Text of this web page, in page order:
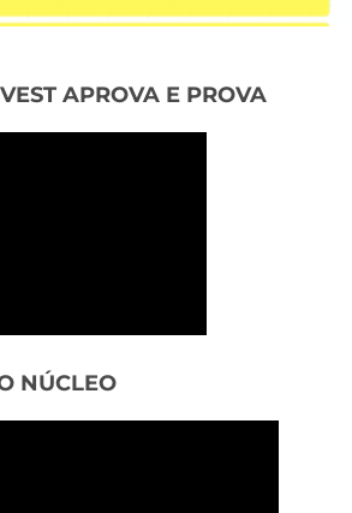
APROVA E PROVA
NÚCLEO